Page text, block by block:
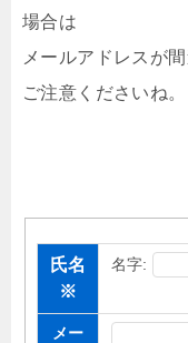
場合は
メールアドレスが
ご注意くださいね。
氏名
※
名字:
メー